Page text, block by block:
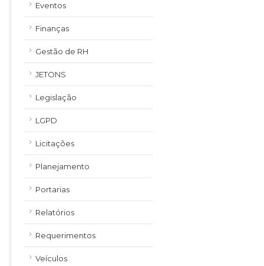
Eventos
Finanças
Gestão de RH
JETONS
Legislação
LGPD
Licitações
Planejamento
Portarias
Relatórios
Requerimentos
Veículos